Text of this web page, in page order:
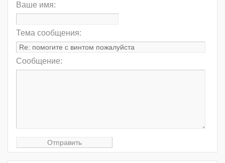
Ваше имя:
Тема сообщения:
Сообщение: